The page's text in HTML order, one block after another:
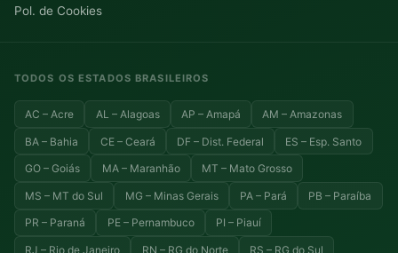
Pol. de Cookies
TODOS OS ESTADOS BRASILEIROS
AC – Acre AL – Alagoas AP – Amapá AM – Amazonas
BA – Bahia CE – Ceará DF – Dist. Federal ES – Esp. Santo
GO – Goiás MA – Maranhão MT – Mato Grosso
MS – MT do Sul MG – Minas Gerais PA – Pará PB – Paraíba
PR – Paraná PE – Pernambuco PI – Piauí
RJ – Rio de Janeiro RN – RG do Norte RS – RG do Sul